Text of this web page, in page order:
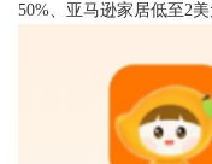
50%、亚马逊家居低至2